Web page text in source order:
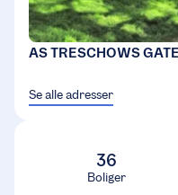
AS TRESCHOWS
Se alle adresser
36
Boliger